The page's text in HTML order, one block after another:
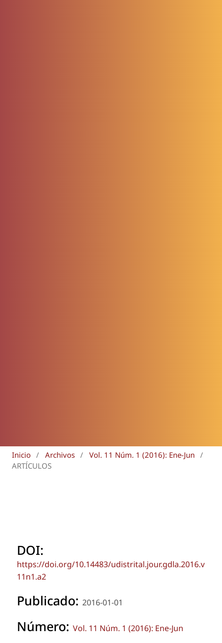
Inicio / Archivos / Vol. 11 Núm. 1 (2016): Ene-Jun
/
ARTÍCULOS
DOI:
https://doi.org/10.14483/udistrital.jour.gdla.2016.v
11n1.a2
Publicado: 2016-01-01
Número: Vol. 11 Núm. 1 (2016): Ene-Jun